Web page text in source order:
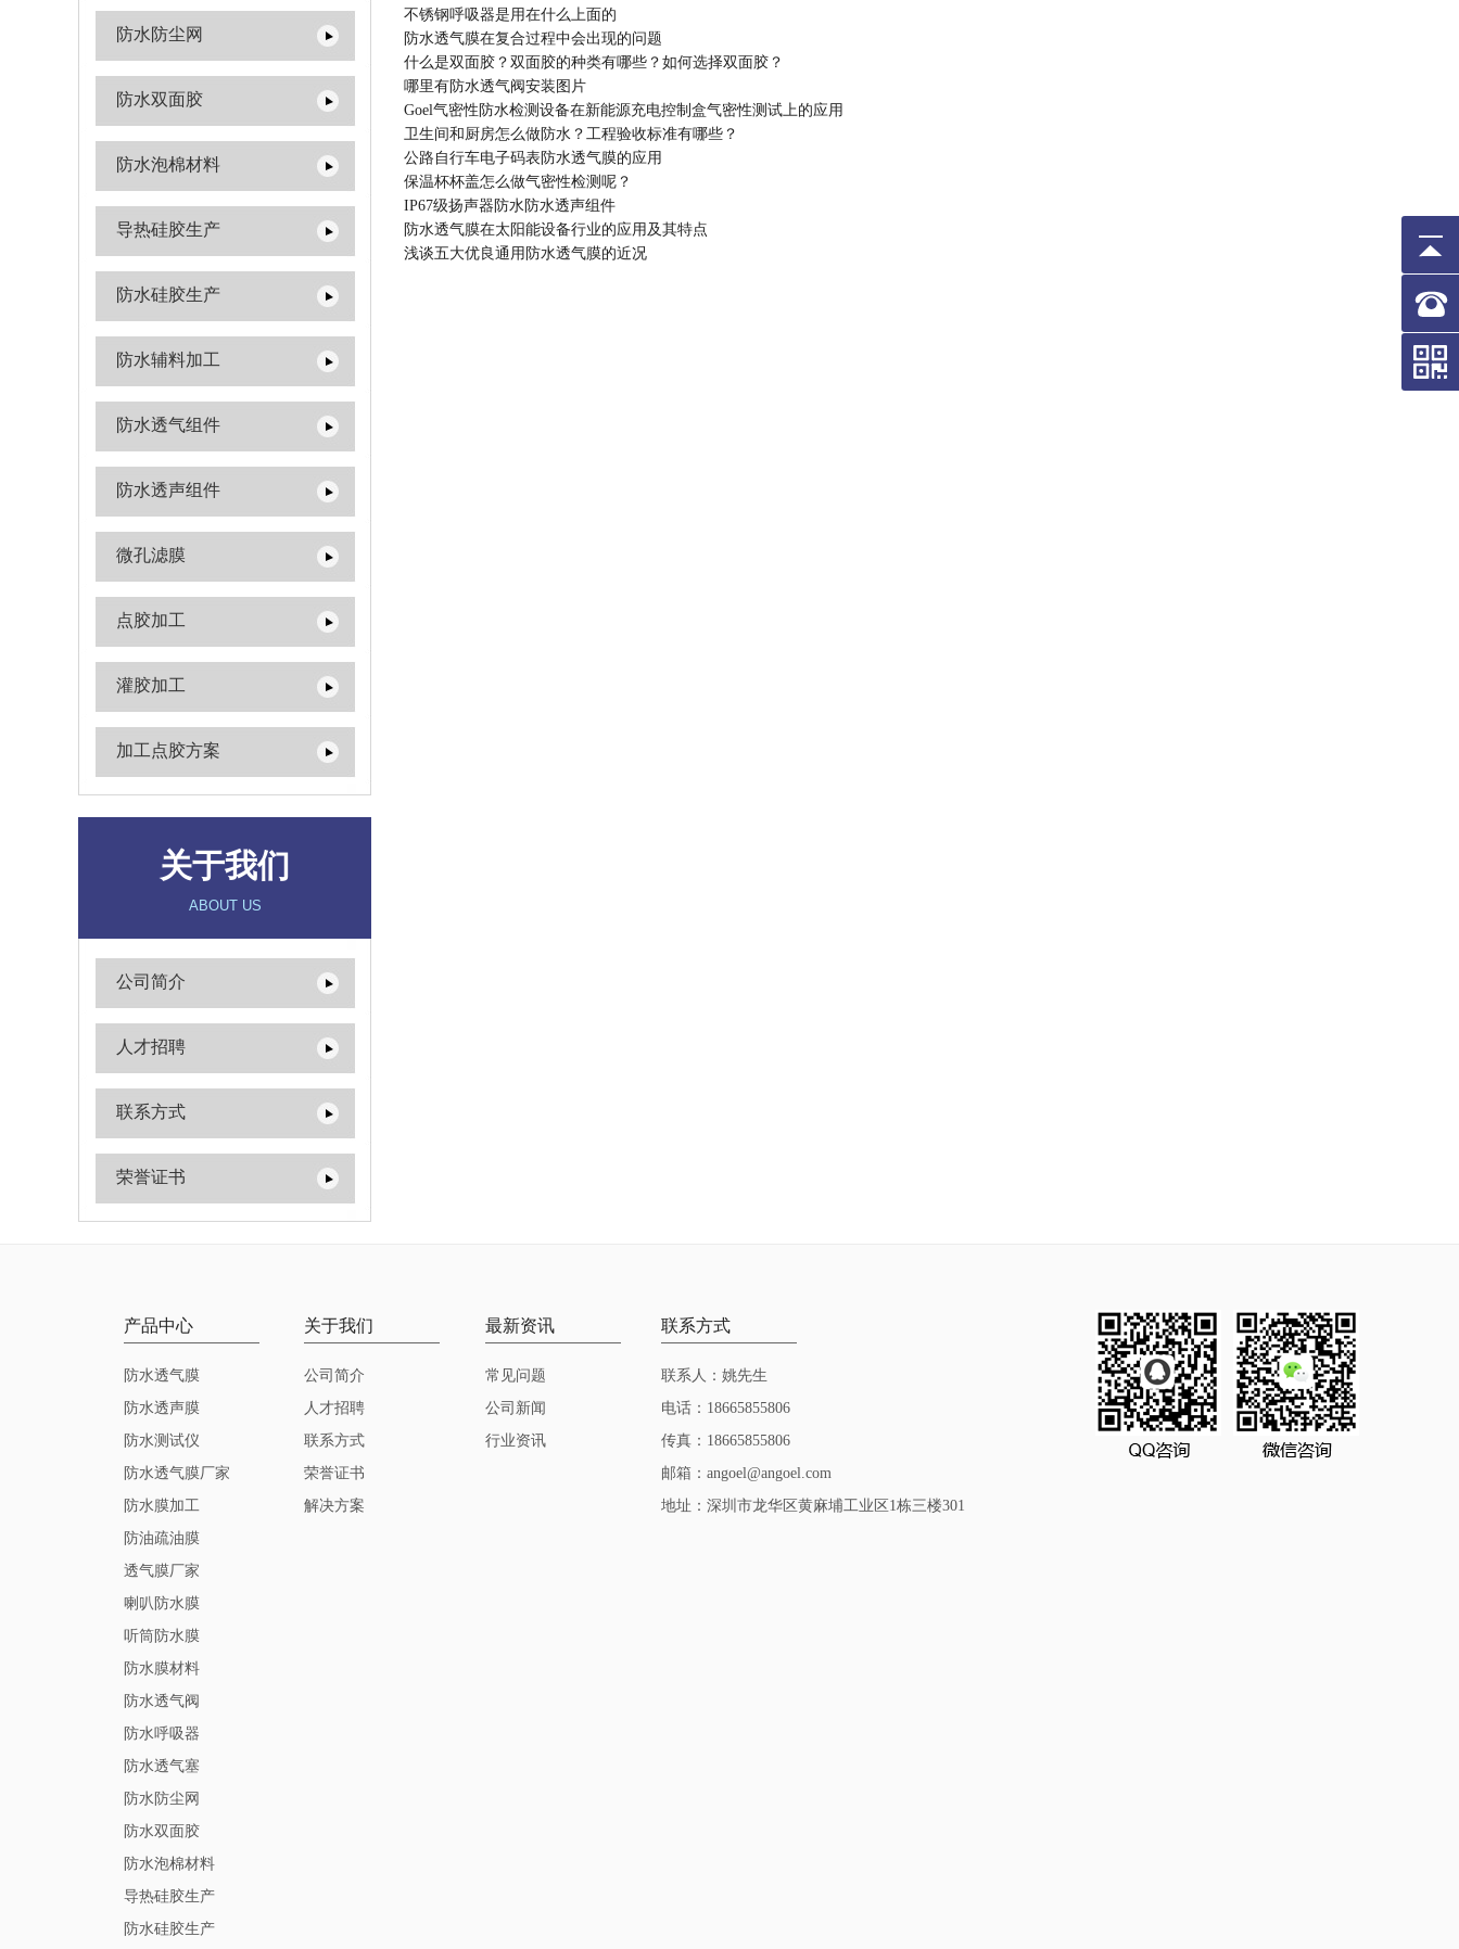
防水防尘网
防水双面胶
防水泡棉材料
导热硅胶生产
防水硅胶生产
防水辅料加工
防水透气组件
防水透声组件
微孔滤膜
点胶加工
灌胶加工
加工点胶方案
关于我们
ABOUT US
公司简介
人才招聘
联系方式
荣誉证书
不锈钢呼吸器是用在什么上面的
防水透气膜在复合过程中会出现的问题
什么是双面胶？双面胶的种类有哪些？如何选择双面胶？
哪里有防水透气阀安装图片
Goel气密性防水检测设备在新能源充电控制盒气密性测试上的应用
卫生间和厨房怎么做防水？工程验收标准有哪些？
公路自行车电子码表防水透气膜的应用
保温杯杯盖怎么做气密性检测呢？
IP67级扬声器防水防水透声组件
防水透气膜在太阳能设备行业的应用及其特点
浅谈五大优良通用防水透气膜的近况
产品中心
防水透气膜
防水透声膜
防水测试仪
防水透气膜厂家
防水膜加工
防油疏油膜
透气膜厂家
喇叭防水膜
听筒防水膜
防水膜材料
防水透气阀
防水呼吸器
防水透气塞
防水防尘网
防水双面胶
防水泡棉材料
导热硅胶生产
防水硅胶生产
关于我们
公司简介
人才招聘
联系方式
荣誉证书
解决方案
最新资讯
常见问题
公司新闻
行业资讯
联系方式
联系人：姚先生
电话：18665855806
传真：18665855806
邮箱：angoel@angoel.com
地址：深圳市龙华区黄麻埔工业区1栋三楼301